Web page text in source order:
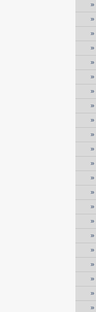
»
»
»
»
»
»
»
»
»
»
»
»
»
»
»
»
»
»
»
»
»
»